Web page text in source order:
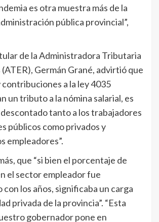
es otra muestra más de la
pública provincial”,
de la Administradora Tributaria
Germán Grané, advirtió que
contribuciones a la ley 4035
un tributo a la nómina salarial, es
tanto a los trabajadores
públicos como privados y
empleadores”.
que “si bien el porcentaje de
el sector empleador fue
con los años, significaba un carga
privada de la provincia”. “Esta
gobernador pone en